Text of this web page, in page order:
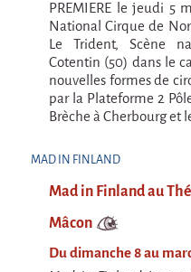
Sur le Chemin
L'herbe tendre
La F.R.A.P.
Château Descartes
Parasites
En Bretagne
La démarche
PREMIERE le jeudi 5
National Cirque de
Le Trident, Scène
Cotentin (50) dans le
nouvelles formes de
par la Plateforme 2
Brèche à Cherbourg et
MAD IN FINLAND
Mad in Finland au
Mâcon
Du dimanche 8 au